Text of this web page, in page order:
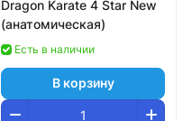
Dragon Karate 4 Star New
(анатомическая)
Есть в наличии
В корзину